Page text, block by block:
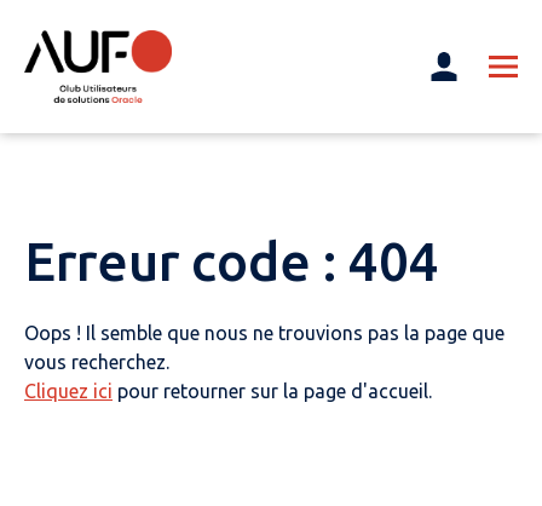
Erreur code : 404
Oops ! Il semble que nous ne trouvions pas la page que
vous recherchez.
Cliquez ici pour retourner sur la page d'accueil.